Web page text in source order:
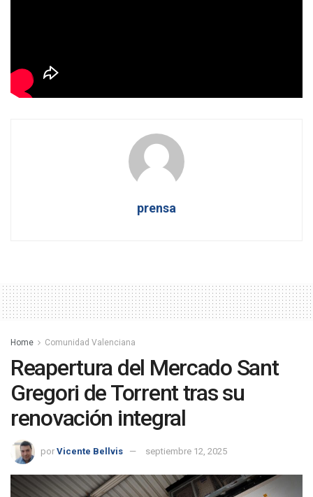
mejor que la película.
prensa
Home Comunidad Valenciana
Reapertura del Mercado Sant
Gregori de Torrent tras su
renovación integral
por Vicente Bellvis septiembre 12, 2025